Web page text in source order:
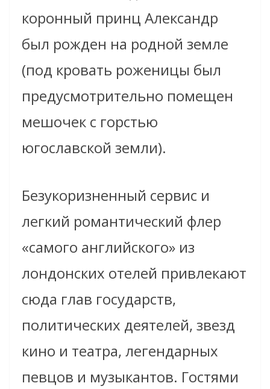
коронный принц Александр
был рожден на родной земле
(под кровать роженицы был
предусмотрительно помещен
мешочек с горстью
югославской земли).
Безукоризненный сервис и
легкий романтический флер
«самого английского» из
лондонских отелей привлекают
сюда глав государств,
политических деятелей, звезд
кино и театра, легендарных
певцов и музыкантов. Гостями